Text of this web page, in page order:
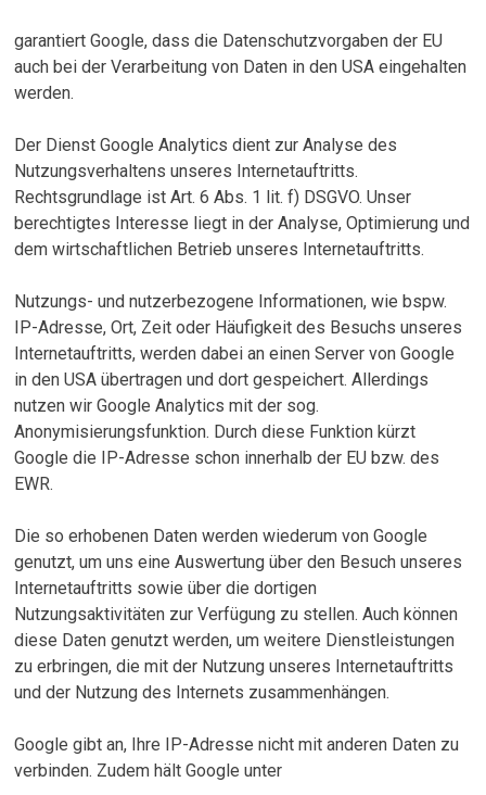
garantiert Google, dass die Datenschutzvorgaben der EU
auch bei der Verarbeitung von Daten in den USA eingehalten
werden.
Der Dienst Google Analytics dient zur Analyse des
Nutzungsverhaltens unseres Internetauftritts.
Rechtsgrundlage ist Art. 6 Abs. 1 lit. f) DSGVO. Unser
berechtigtes Interesse liegt in der Analyse, Optimierung und
dem wirtschaftlichen Betrieb unseres Internetauftritts.
Nutzungs- und nutzerbezogene Informationen, wie bspw.
IP-Adresse, Ort, Zeit oder Häufigkeit des Besuchs unseres
Internetauftritts, werden dabei an einen Server von Google
in den USA übertragen und dort gespeichert. Allerdings
nutzen wir Google Analytics mit der sog.
Anonymisierungsfunktion. Durch diese Funktion kürzt
Google die IP-Adresse schon innerhalb der EU bzw. des
EWR.
Die so erhobenen Daten werden wiederum von Google
genutzt, um uns eine Auswertung über den Besuch unseres
Internetauftritts sowie über die dortigen
Nutzungsaktivitäten zur Verfügung zu stellen. Auch können
diese Daten genutzt werden, um weitere Dienstleistungen
zu erbringen, die mit der Nutzung unseres Internetauftritts
und der Nutzung des Internets zusammenhängen.
Google gibt an, Ihre IP-Adresse nicht mit anderen Daten zu
verbinden. Zudem hält Google unter